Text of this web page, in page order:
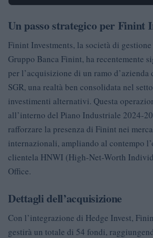
Un passo strategico per Finint
Finint Investments, la società di
Gruppo Banca Finint, ha recentemente
per l’acquisizione di un ramo d’azienda
SGR, una realtà ben consolidata nel
investimenti alternativi. Questa
all’interno del Piano Industriale 2024-
rafforzare la presenza di Finint nei
internazionali, ampliando al contempo
clientela HNWI (High-Net-Worth
Office.
Dettagli dell’acquisizione
Con l’integrazione di Hedge Invest,
gestirà un totale di 54 fondi,